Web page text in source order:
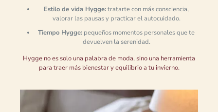
Estilo de vida Hygge:tratarte con más consciencia,
valorar las pausas y practicar el autocuidado.
Tiempo Hygge: pequeños momentos personales que te
devuelven la serenidad.
Hygge no es solo una palabra de moda, sino una herramienta
para traer más bienestar y equilibrio a tu invierno.